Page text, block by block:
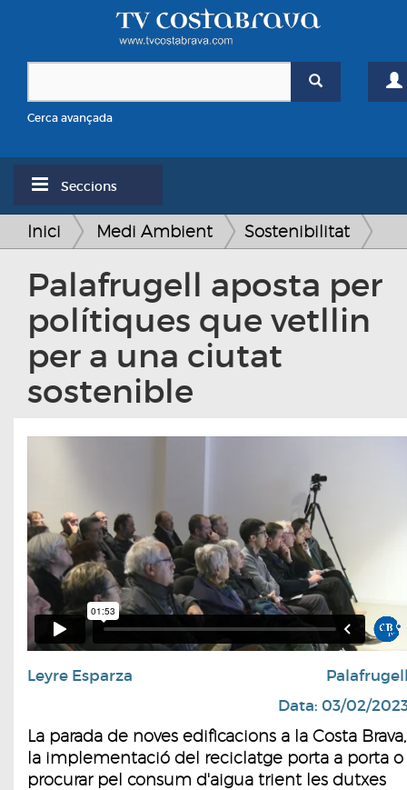
Cerca avançada
Seccions
Inici Medi Ambient Sostenibilitat
Palafrugell aposta per
polítiques que vetllin
per a una ciutat
sostenible
Leyre Esparza
Data: 03/02/
La parada de noves edificacions a la Costa Brava,
la implementació del reciclatge porta a porta o
procurar pel consum d'aigua trient les dutxes